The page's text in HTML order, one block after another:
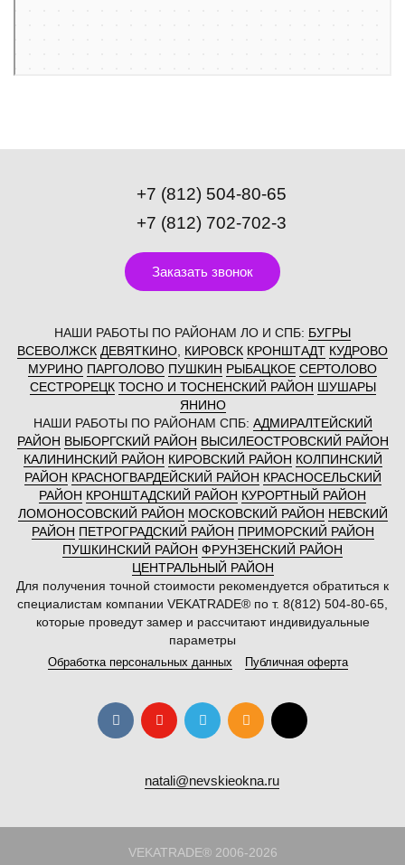
+7 (812) 504-80-65
+7 (812) 702-702-3
Заказать звонок
НАШИ РАБОТЫ ПО РАЙОНАМ ЛО И СПБ: БУГРЫ
ВСЕВОЛЖСК ДЕВЯТКИНО КИРОВСК КРОНШТАДТ КУДРОВО
МУРИНО ПАРГОЛОВО ПУШКИН РЫБАЦКОЕ СЕРТОЛОВО
СЕСТРОРЕЦК ТОСНО И ТОСНЕНСКИЙ РАЙОН ШУШАРЫ
ЯНИНО
НАШИ РАБОТЫ ПО РАЙОНАМ СПБ: АДМИРАЛТЕЙСКИЙ
РАЙОН ВЫБОРГСКИЙ РАЙОН ВЫСИЛЕОСТРОВСКИЙ РАЙОН
КАЛИНИНСКИЙ РАЙОН КИРОВСКИЙ РАЙОН КОЛПИНСКИЙ
РАЙОН КРАСНОГВАРДЕЙСКИЙ РАЙОН КРАСНОСЕЛЬСКИЙ
РАЙОН КРОНШТАДСКИЙ РАЙОН КУРОРТНЫЙ РАЙОН
ЛОМОНОСОВСКИЙ РАЙОН МОСКОВСКИЙ РАЙОН НЕВСКИЙ
РАЙОН ПЕТРОГРАДСКИЙ РАЙОН ПРИМОРСКИЙ РАЙОН
ПУШКИНСКИЙ РАЙОН ФРУНЗЕНСКИЙ РАЙОН
ЦЕНТРАЛЬНЫЙ РАЙОН
Для получения точной стоимости рекомендуется обратиться к
специалистам компании VEKATRADE® по т. 8(812) 504-80-65,
которые проведут замер и рассчитают индивидуальные
параметры
Обработка персональных данных Публичная оферта
natali@nevskieokna.ru
VEKATRADE® 2006-2026